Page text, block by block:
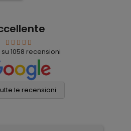
1058 recensioni
le recensioni